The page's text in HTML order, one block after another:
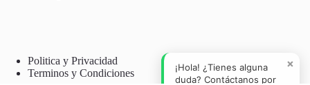
Politica y Privacidad
Terminos y Condiciones
×
¡Hola! ¿Tienes alguna
duda? Contáctanos por